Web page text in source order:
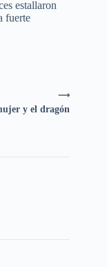
estallaron
fuerte
⟶
y el dragón